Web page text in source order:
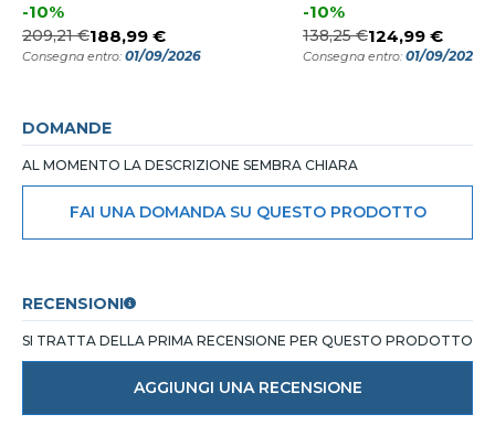
-10%
209,21 €188,99 €
Consegna entro: 01/09/2026
-10%
138,25 €124,99 €
Consegna entro: 01/09/2026
DOMANDE
AL MOMENTO LA DESCRIZIONE SEMBRA CHIARA
FAI UNA DOMANDA SU QUESTO PRODOTTO
RECENSIONI
SI TRATTA DELLA PRIMA RECENSIONE PER QUESTO PRODOTTO
AGGIUNGI UNA RECENSIONE